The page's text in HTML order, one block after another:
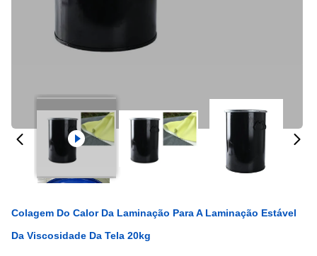
Colagem Do Calor Da Laminação Para A Laminação Estável
Da Viscosidade Da Tela 20kg